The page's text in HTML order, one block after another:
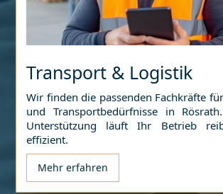
Transport & Logistik
Wir finden die passenden Fachkräfte
und Transportbedürfnisse in Rösrath
Unterstützung läuft Ihr Betrieb
effizient.
Mehr erfahren